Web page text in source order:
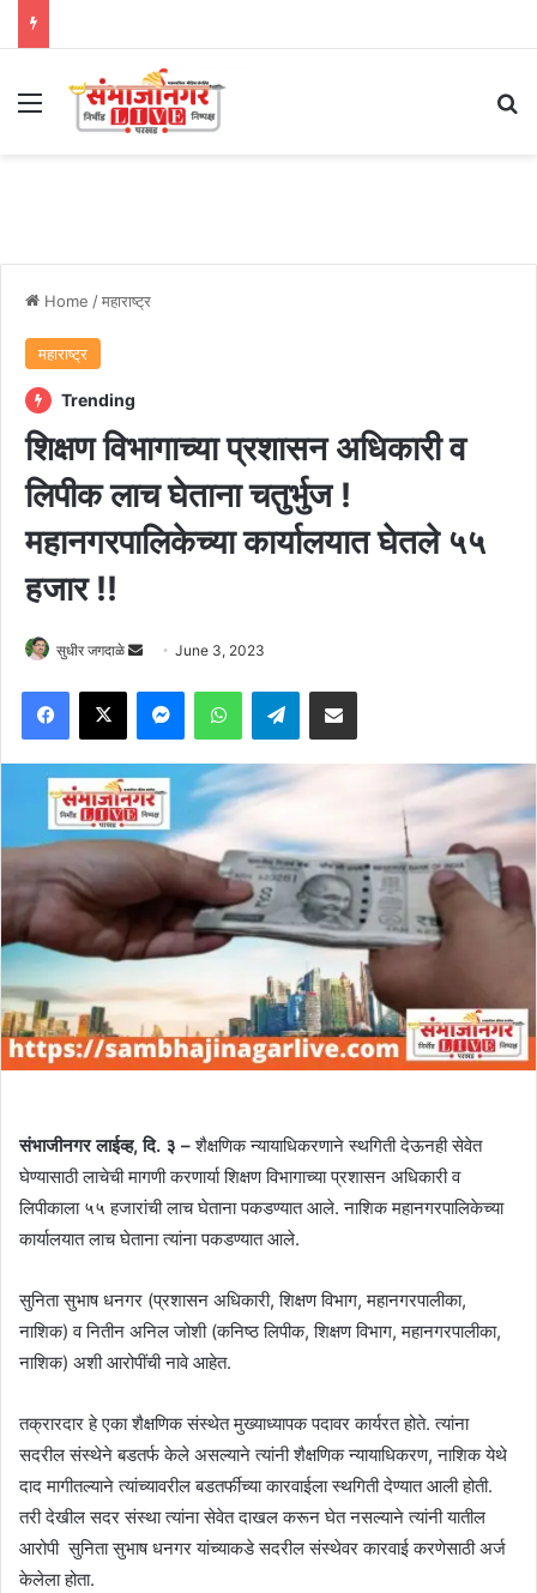
Menu
Home /महाराष्ट्र
महाराष्ट्र
Trending
शिक्षण विभागाच्या प्रशासन अधिकारी व
लिपीक लाच घेताना चतुर्भुज !
महानगरपालिकेच्या कार्यालयात घेतले ५५
हजार !!
सुधीर जगदाळे
Send
email
June 3, 2023
Facebook
X MessengerWhatsAppTelegramShare via Email
संभाजीनगर लाईव्ह, दि. ३ –शैक्षणिक न्यायाधिकरणाने स्थगिती देऊनही सेवेत
घेण्यासाठी लाचेची मागणी करणार्या शिक्षण विभागाच्या प्रशासन अधिकारी व
लिपीकाला ५५ हजारांची लाच घेताना पकडण्यात आले. नाशिक महानगरपालिकेच्या
कार्यालयात लाच घेताना त्यांना पकडण्यात आले.
सुनिता सुभाष धनगर (प्रशासन अधिकारी, शिक्षण विभाग, महानगरपालीका,
नाशिक) व नितीन अनिल जोशी (कनिष्ठ लिपीक, शिक्षण विभाग, महानगरपालीका,
नाशिक) अशी आरोपींची नावे आहेत.
तक्रारदार हे एका शैक्षणिक संस्थेत मुख्याध्यापक पदावर कार्यरत होते. त्यांना
सदरील संस्थेने बडतर्फ केले असल्याने त्यांनी शैक्षणिक न्यायाधिकरण, नाशिक येथे
दाद मागीतल्याने त्यांच्यावरील बडतर्फीच्या कारवाईला स्थगिती देण्यात आली होती.
तरी देखील सदर संस्था त्यांना सेवेत दाखल करून घेत नसल्याने त्यांनी यातील
आरोपी सुनिता सुभाष धनगर यांच्याकडे सदरील संस्थेवर कारवाई करणेसाठी अर्ज
केलेला होता.